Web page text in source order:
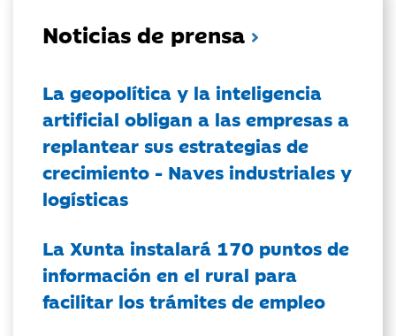
Noticias de prensa
La geopolítica y la inteligencia
artificial obligan a las empresas a
replantear sus estrategias de
crecimiento - Naves industriales y
logísticas
La Xunta instalará 170 puntos de
información en el rural para
facilitar los trámites de empleo